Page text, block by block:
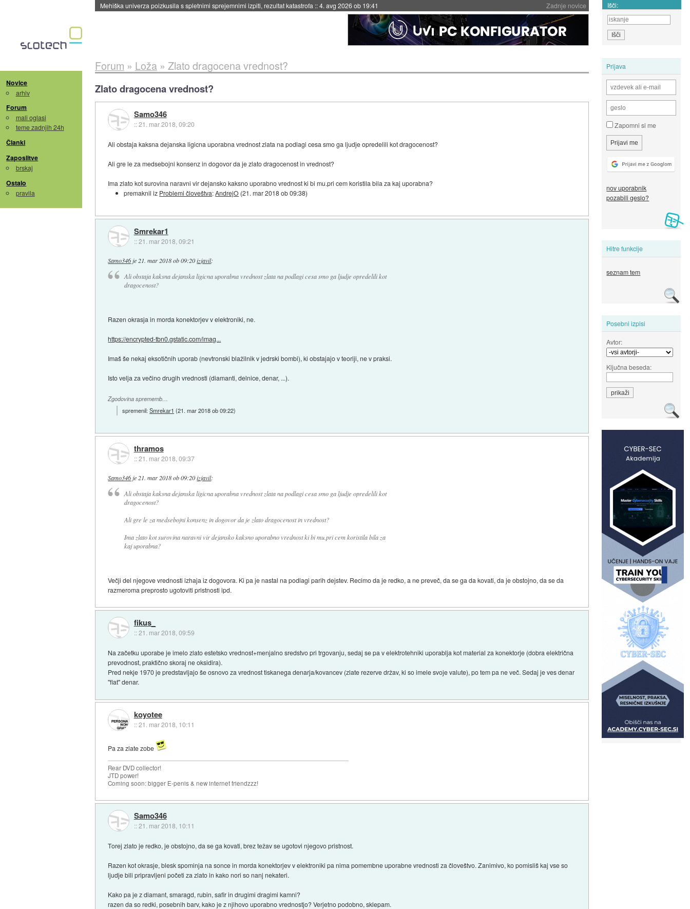
Zadnje novice
Evropska vesoljska agencija razvija svojo raketo za večkratno uporabo::4. avg 2026 ob 19:41 Išči:
Novice
arhiv
Forum
mali oglasi
teme zadnjih 24h
Članki
Zaposlitve
brskaj
Ostalo
pravila
Prijava
Zapomni si me
nov uporabnik
pozabili geslo?
Hitre funkcije
seznam tem
Posebni izpisi
Avtor:
Ključna beseda:
Forum » Loža» Zlato dragocena vrednost?
Zlato dragocena vrednost?
Samo346
::21. mar 2018, 09:20
Ali obstaja kaksna dejanska ligicna uporabna vrednost zlata na podlagi cesa smo ga ljudje opredelili kot dragocenost?
Ali gre le za medsebojni konsenz in dogovor da je zlato dragocenost in vrednost?
Ima zlato kot surovina naravni vir dejansko kaksno uporabno vrednost ki bi mu.pri cem koristila bila za kaj uporabna?
premaknil iz Problemi človeštva:AndrejO (21. mar 2018 ob 09:38)
Smrekar1
::21. mar 2018, 09:21
Samo346je21. mar 2018 ob 09:20 izjavil:
Ali obstaja kaksna dejanska ligicna uporabna vrednost zlata na podlagi cesa smo ga ljudje opredelili kot
dragocenost?
Razen okrasja in morda konektorjev v elektroniki, ne.
https://encrypted-tbn0.gstatic.com/imag...
Imaš še nekaj eksotičnih uporab (nevtronski blažilnik v jedrski bombi), ki obstajajo v teoriji, ne v praksi.
Isto velja za večino drugih vrednosti (diamanti, delnice, denar, ...).
Zgodovina sprememb…
spremenil:Smrekar1 (21. mar 2018 ob 09:22)
thramos
::21. mar 2018, 09:37
Samo346je21. mar 2018 ob 09:20 izjavil:
Ali obstaja kaksna dejanska ligicna uporabna vrednost zlata na podlagi cesa smo ga ljudje opredelili kot
dragocenost?
Ali gre le za medsebojni konsenz in dogovor da je zlato dragocenost in vrednost?
Ima zlato kot surovina naravni vir dejansko kaksno uporabno vrednost ki bi mu.pri cem koristila bila za
kaj uporabna?
Večji del njegove vrednosti izhaja iz dogovora. Ki pa je nastal na podlagi parih dejstev. Recimo da je redko, a ne preveč, da se ga da kovati, da je obstojno, da se da
razmeroma preprosto ugotoviti pristnosti ipd.
fikus_
::21. mar 2018, 09:59
Na začetku uporabe je imelo zlato estetsko vrednost+menjalno sredstvo pri trgovanju, sedaj se pa v elektrotehniki uporablja kot material za konektorje (dobra električna
prevodnost, praktično skoraj ne oksidira).
Pred nekje 1970 je predstavljajo še osnovo za vrednost tiskanega denarja/kovancev (zlate rezerve držav, ki so imele svoje valute), po tem pa ne več. Sedaj je ves denar
"fiat" denar.
koyotee
::21. mar 2018, 10:11
Pa za zlate zobe
Rear DVD collector!
JTD power!
Coming soon: bigger E-penis & new internet friendzzz!
Samo346
::21. mar 2018, 10:11
Torej zlato je redko, je obstojno, da se ga kovati, brez težav se ugotovi njegovo pristnost.
Razen kot okrasje, blesk spominja na sonce in morda konektorjev v elektroniki pa nima pomembne uporabne vrednosti za človeštvo. Zanimivo, ko pomisliš kaj vse so
ljudje bili pripravljeni početi za zlato in kako nori so nanj nekateri.
Kako pa je z diamant, smaragd, rubin, safir in drugimi dragimi kamni?
razen da so redki, posebnih barv, kako je z njihovo uporabno vrednostjo? Verjetno podobno, sklepam.